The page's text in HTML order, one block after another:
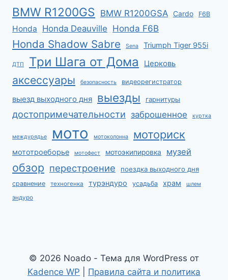
BMW R1200GS BMW R1200GSA Cardo F6B
Honda Honda Deauville Honda F6B
Honda Shadow Sabre Sena Triumph Tiger 955i
ДТП Три Шага от Дома Церковь
аксессуары безопасность видеорегистратор
выезд выходного дня выезды гарнитуры
достопримечательности заброшенное куртка
междурядье мото мотоколонна моториск
мототроеборье мотофест мотоэкипировка музей
обзор перестроение поездка выходного дня
сравнение техногенка турэндуро усадьба храм шлем
эндуро
© 2026 Noado - Тема для WordPress от
Kadence WP
Правила сайта и политика